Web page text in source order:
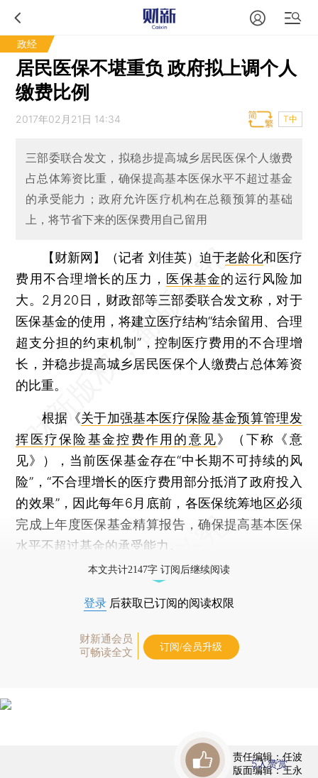
政经
居民医保不堪重负 政府拟上调个人
缴费比例
2017年02月21日 14:34 T中
三部委联合发文，拟稳步提高城乡居民医保个人缴费
占总体筹资比重，确保提高基本医保水平不超过基金
的承受能力；政府允许医疗机构在总额预算的基础
上，将节省下来的医保费用自己留用
【财新网】（记者 刘佳英） 迫于老龄化和医疗
费用不合理增长的压力， 医保基金的运行风险加
大。2月20日，财政部等三部委联合发文称，对于
医保基金的使用，将建立医疗结构“结余留用、合理
超支分担的约束机制”，控制医疗费用的不合理增
长，并稳步提高城乡居民医保个人缴费占总体筹资
的比重。
根据《关于加强基本医疗保险基金预算管理发
挥医疗保险基金控费作用的意见》（下称《意
见》），当前医保基金存在“中长期不可持续的风
险”，“不合理增长的医疗费用部分抵消了政府投入
的效果”，因此每年6月底前，各医保统筹地区必须
完成上年度医保基金精算报告，确保提高基本医保
水平不超过基金的承受能力。
本文共计2147字 订阅后继续阅读
登录 后获取已订阅的阅读权限
财新通会员
可畅读全文
订阅/会员升级
责任编辑：任波
版面编辑：王永
5人赞赏